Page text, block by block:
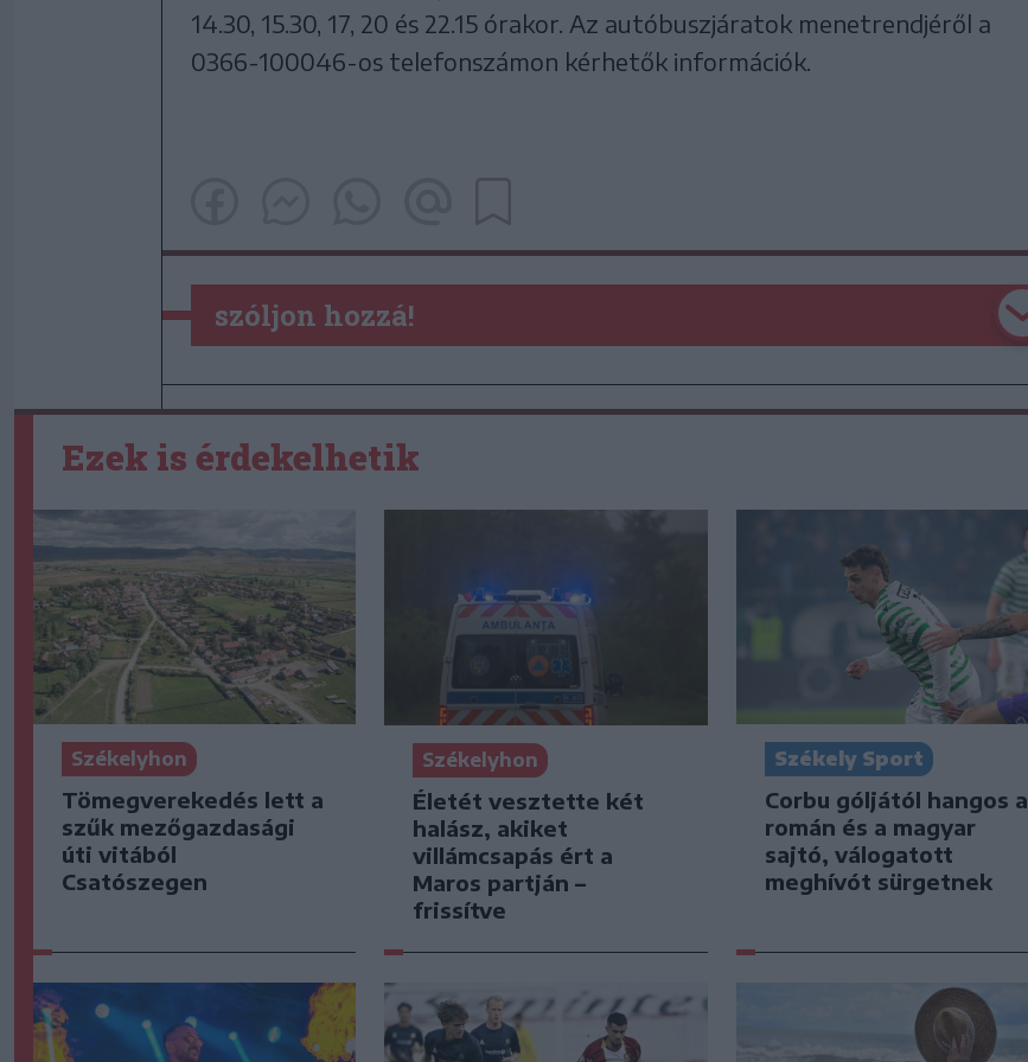
14.30, 15.30, 17, 20 és 22.15 órakor. Az autóbuszjáratok menetrendjéről a
0366-100046-os telefonszámon kérhetők információk.
szóljon hozzá!
Ezek is érdekelhetik
Székelyhon
Tömegverekedés lett a
szűk mezőgazdasági
úti vitából
Csatószegen
Székelyhon
Életét vesztette két
halász, akiket
villámcsapás ért a
Maros partján –
frissítve
Székely Sport
Corbu góljától hangos a
román és a magyar
sajtó, válogatott
meghívót sürgetnek